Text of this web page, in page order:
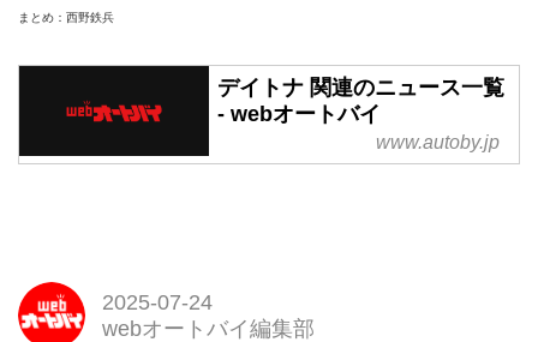
まとめ：西野鉄兵
デイトナ 関連のニュース一覧
- webオートバイ
www.autoby.jp
2025-07-24
webオートバイ編集部